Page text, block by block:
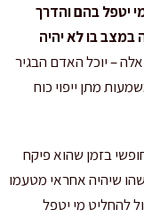
– מי יטפל בהם והדרך
במצב בו לא יהיה
– יוכל האדם הבגיר
מתן ייפוי כוח
בזמן שהוא פיקח
שיהיה אחראי מטעמו
להחליט מי יטפל